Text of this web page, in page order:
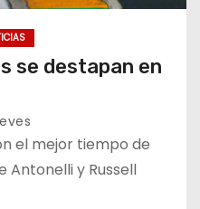
se destapan en
el mejor tiempo de
Antonelli y Russell